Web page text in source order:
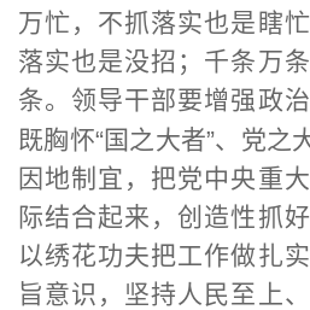
万忙，不抓落实也是瞎
落实也是没招；千条万
条。领导干部要增强政
既胸怀“国之大者”、党之
因地制宜，把党中央重
际结合起来，创造性抓
以绣花功夫把工作做扎
旨意识，坚持人民至上